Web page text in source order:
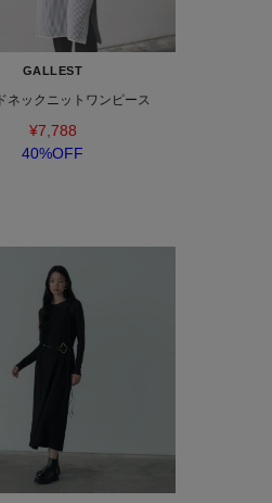
GALLEST
ネックニットワンピース
¥7,788
40%OFF